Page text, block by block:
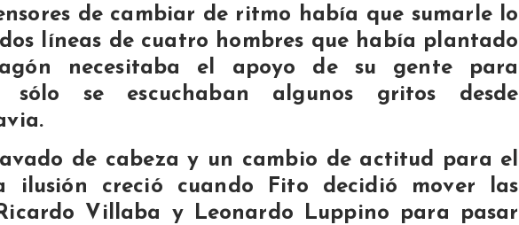
de cambiar de ritmo había que sumarle lo
líneas de cuatro hombres que había plantado
necesitaba el apoyo de su gente para
sólo se escuchaban algunos gritos desde
de cabeza y un cambio de actitud para el
ilusión creció cuando Fito decidió mover las
Villaba y Leonardo Luppino para pasar